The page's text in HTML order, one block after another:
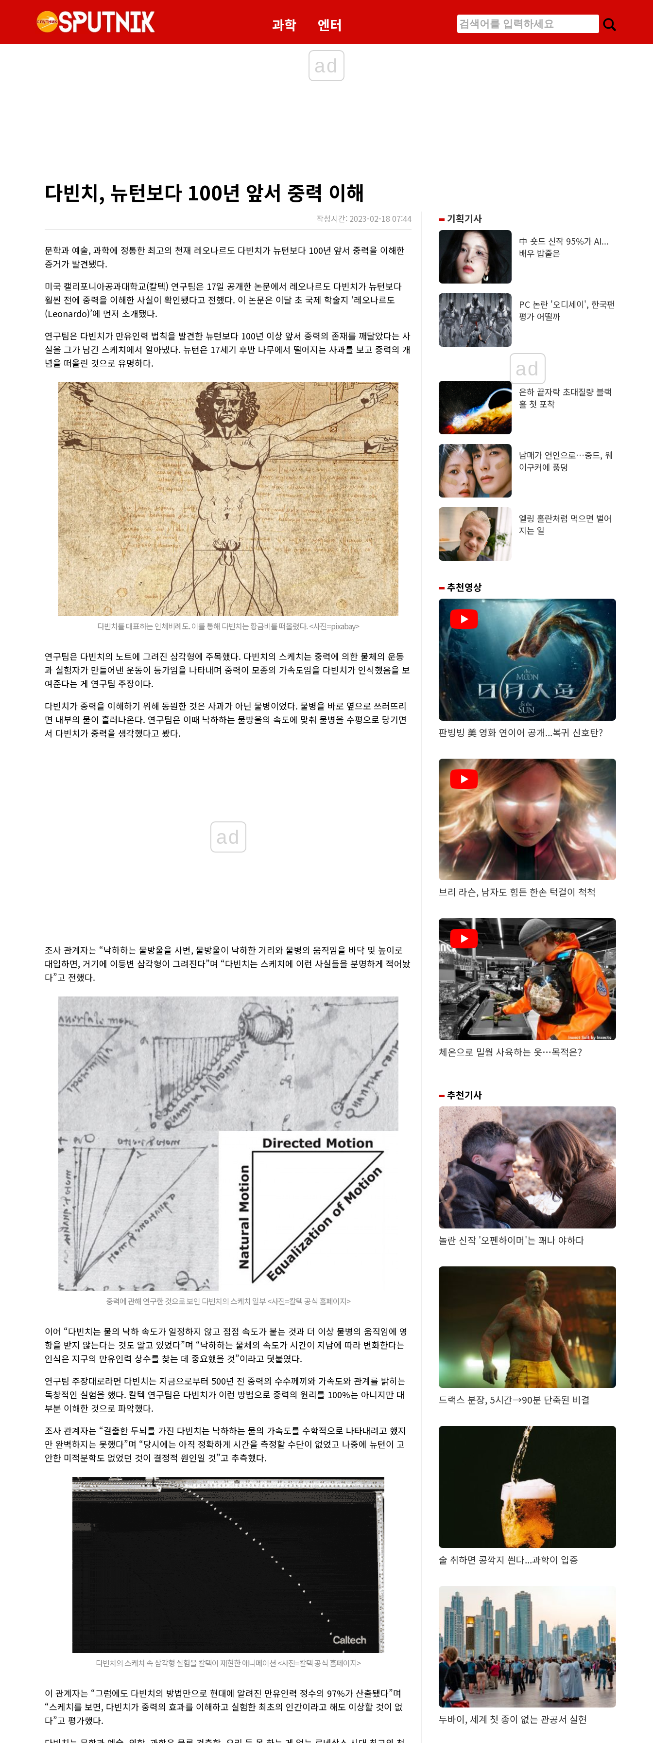
과학 엔터
ad
다빈치, 뉴턴보다 100년 앞서 중력 이해
작성시간: 2023-02-18 07:44
문학과 예술, 과학에 정통한 최고의 천재 레오나르도 다빈치가 뉴턴보다 100년 앞서 중력을 이해한
증거가 발견됐다.
미국 캘리포니아공과대학교(칼텍) 연구팀은 17일 공개한 논문에서 레오나르도 다빈치가 뉴턴보다
훨씬 전에 중력을 이해한 사실이 확인됐다고 전했다. 이 논문은 이달 초 국제 학술지 ‘레오나르도
(Leonardo)’에 먼저 소개됐다.
연구팀은 다빈치가 만유인력 법칙을 발견한 뉴턴보다 100년 이상 앞서 중력의 존재를 깨달았다는 사
실을 그가 남긴 스케치에서 알아냈다. 뉴턴은 17세기 후반 나무에서 떨어지는 사과를 보고 중력의 개
념을 떠올린 것으로 유명하다.
다빈치를 대표하는 인체비례도. 이를 통해 다빈치는 황금비를 떠올렸다. <사진=pixabay>
연구팀은 다빈치의 노트에 그려진 삼각형에 주목했다. 다빈치의 스케치는 중력에 의한 물체의 운동
과 실험자가 만들어낸 운동이 등가임을 나타내며 중력이 모종의 가속도임을 다빈치가 인식했음을 보
여준다는 게 연구팀 주장이다.
다빈치가 중력을 이해하기 위해 동원한 것은 사과가 아닌 물병이었다. 물병을 바로 옆으로 쓰러뜨리
면 내부의 물이 흘러나온다. 연구팀은 이때 낙하하는 물방울의 속도에 맞춰 물병을 수평으로 당기면
서 다빈치가 중력을 생각했다고 봤다.
ad
조사 관계자는 “낙하하는 물방울을 사변, 물방울이 낙하한 거리와 물병의 움직임을 바닥 및 높이로
대입하면, 거기에 이등변 삼각형이 그려진다”며 “다빈치는 스케치에 이런 사실들을 분명하게 적어놨
다”고 전했다.
중력에 관해 연구한 것으로 보인 다빈치의 스케치 일부 <사진=칼텍 공식 홈페이지>
이어 “다빈치는 물의 낙하 속도가 일정하지 않고 점점 속도가 붙는 것과 더 이상 물병의 움직임에 영
향을 받지 않는다는 것도 알고 있었다”며 “낙하하는 물체의 속도가 시간이 지남에 따라 변화한다는
인식은 지구의 만유인력 상수를 찾는 데 중요했을 것”이라고 덧붙였다.
연구팀 주장대로라면 다빈치는 지금으로부터 500년 전 중력의 수수께끼와 가속도와 관계를 밝히는
독창적인 실험을 했다. 칼텍 연구팀은 다빈치가 이런 방법으로 중력의 원리를 100%는 아니지만 대
부분 이해한 것으로 파악했다.
조사 관계자는 “걸출한 두뇌를 가진 다빈치는 낙하하는 물의 가속도를 수학적으로 나타내려고 했지
만 완벽하지는 못했다”며 “당시에는 아직 정확하게 시간을 측정할 수단이 없었고 나중에 뉴턴이 고
안한 미적분학도 없었던 것이 결정적 원인일 것”고 추측했다.
다빈치의 스케치 속 삼각형 실험을 칼텍이 재현한 애니메이션 <사진=칼텍 공식 홈페이지>
이 관계자는 “그럼에도 다빈치의 방법만으로 현대에 알려진 만유인력 정수의 97%가 산출됐다”며
“스케치를 보면, 다빈치가 중력의 효과를 이해하고 실험한 최초의 인간이라고 해도 이상할 것이 없
다”고 평가했다.
기획기사
中 숏드 신작 95%가 AI...
배우 밥줄은
PC 논란 '오디세이', 한국팬
평가 어떨까
ad
은하 끝자락 초대질량 블랙
홀 첫 포착
남매가 연인으로…중드, 웨
이구커에 풍덩
엘링 홀란처럼 먹으면 벌어
지는 일
추천영상
판빙빙 美 영화 연이어 공개...복귀 신호탄?
브리 라슨, 남자도 힘든 한손 턱걸이 척척
체온으로 밀웜 사육하는 옷…목적은?
추천기사
놀란 신작 '오펜하이머'는 꽤나 야하다
드랙스 분장, 5시간→90분 단축된 비결
술 취하면 콩깍지 씐다...과학이 입증
두바이, 세계 첫 종이 없는 관공서 실현